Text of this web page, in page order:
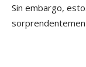
Sin embargo,